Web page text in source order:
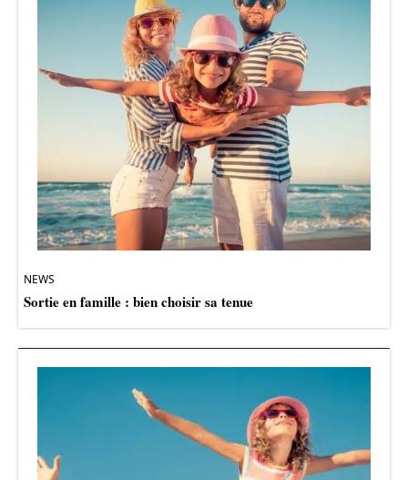
NEWS
Sortie en famille : bien choisir sa tenue